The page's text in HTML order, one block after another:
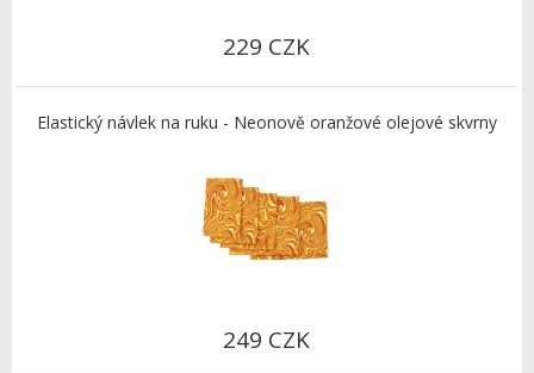
229 CZK
Elastický návlek na ruku - Neonově oranžové olejové skvrny
249 CZK